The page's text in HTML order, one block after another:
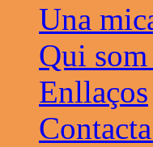
Una
Qui
Enllaços